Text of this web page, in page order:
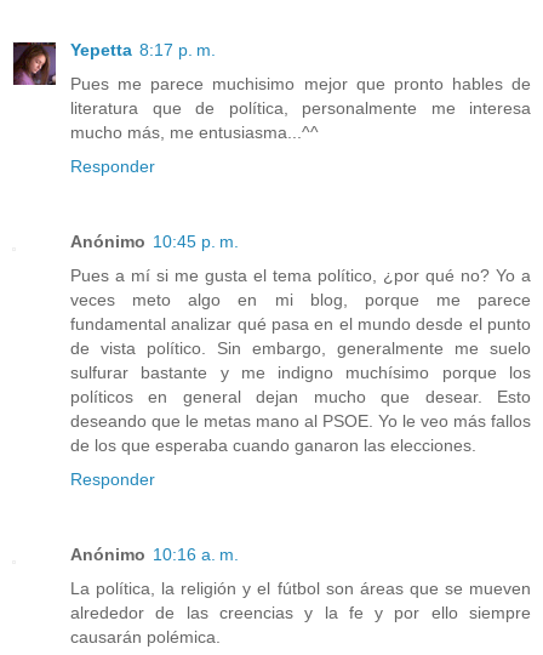
Yepetta 8:17 p. m.
Pues me parece muchisimo mejor que pronto hables de
literatura que de política, personalmente me interesa
mucho más, me entusiasma...^^
Responder
Anónimo 10:45 p. m.
Pues a mí si me gusta el tema político, ¿por qué no? Yo a
veces meto algo en mi blog, porque me parece
fundamental analizar qué pasa en el mundo desde el punto
de vista político. Sin embargo, generalmente me suelo
sulfurar bastante y me indigno muchísimo porque los
políticos en general dejan mucho que desear. Esto
deseando que le metas mano al PSOE. Yo le veo más fallos
de los que esperaba cuando ganaron las elecciones.
Responder
Anónimo 10:16 a. m.
La política, la religión y el fútbol son áreas que se mueven
alrededor de las creencias y la fe y por ello siempre
causarán polémica.